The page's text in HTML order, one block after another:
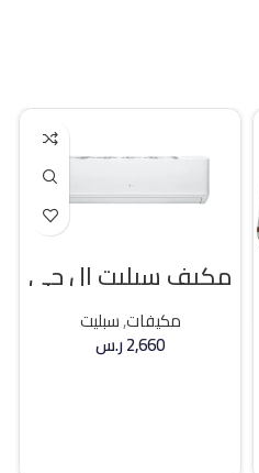
مكيف سبليت ال جي
18400 وحده بارد
مكيفات,سبليت
2,660ر.س